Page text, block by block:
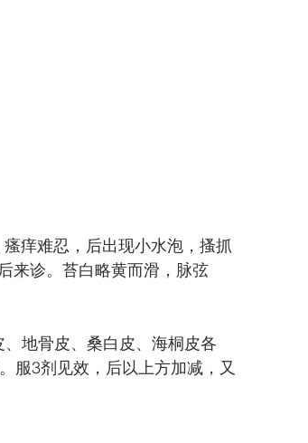
痒难忍，后出现小水泡，搔抓
来诊。苔白略黄而滑，脉弦
地骨皮、桑白皮、海桐皮各
服3剂见效，后以上方加减，又